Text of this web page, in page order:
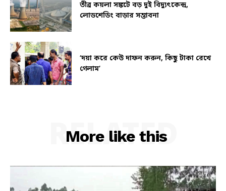
তীব্র কয়লা সঙ্কটে বড় দুই বিদ্যুৎকেন্দ্র,
লোডশেডিং বাড়ার সম্ভাবনা
‘দয়া করে কেউ দাফন করুন, কিছু টাকা রেখে
গেলাম’
More like this
RELATED